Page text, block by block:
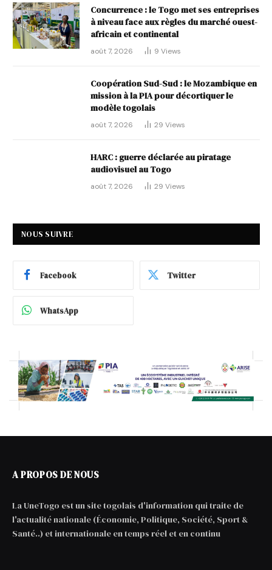
Concurrence : le Togo met ses entreprises
à niveau face aux règles du marché ouest-
africain et continental
août 7, 2026 9 Views
Coopération Sud-Sud : le Mozambique en
mission à la PIA pour décortiquer le
modèle togolais
août 7, 2026 29 Views
HARC : guerre déclarée au piratage
audiovisuel au Togo
août 7, 2026 29 Views
NOUS SUIVRE
Facebook Twitter
WhatsApp
A PROPOS DE NOUS
La UneTogo est un site togolais d'information qui traite de
l'actualité nationale (Économie, Politique, Société, Sport &
Santé..) et internationale en temps réel et en continu